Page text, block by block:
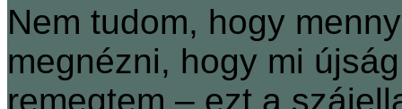
Nem tudom, hogy
megnézni, hogy mi
remegtem – ezt a